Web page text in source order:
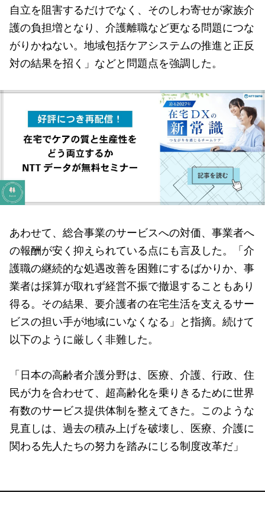
自立を阻害するだけでなく、そのしわ寄せが家族介
護の負担増となり、介護離職など更なる問題につな
がりかねない。地域包括ケアシステムの推進と正反
対の結果を招く」などと問題点を強調した。
あわせて、総合事業のサービスへの対価、事業者へ
の報酬が安く抑えられている点にも言及した。「介
護職の継続的な処遇改善を困難にするばかりか、事
業者は採算が取れず経営不振で撤退することもあり
得る。その結果、要介護者の在宅生活を支えるサー
ビスの担い手が地域にいなくなる」と指摘。続けて
以下のように厳しく非難した。
「日本の高齢者介護分野は、医療、介護、行政、住
民が力を合わせて、超高齢化を乗りきるために世界
有数のサービス提供体制を整えてきた。このような
見直しは、過去の積み上げを破壊し、医療、介護に
関わる先人たちの努力を踏みにじる制度改革だ」